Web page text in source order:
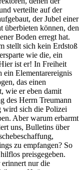
verteilte auf der
der Jubel einer
überbieten können, den
Boden erregt hat.
stellt sich kein Erdstoß
wie die, ein
ist er! In Freiheit
Elementarereignis
das einen
wie er eben damit
des Herrn Treumann
wird sich die Polizei
Aber warum erbarmt
uns, Bulletins über
zu empfangen? So
preisgegeben.
nur die